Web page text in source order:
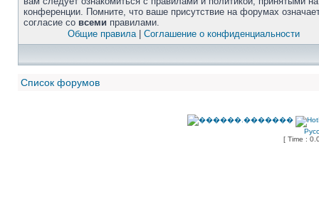
конференции. Помните, что ваше присутствие на форумах
согласие со всеми правилами.
Общие правила| Соглашение о конфиденциальности
Список форумов
[ Time :